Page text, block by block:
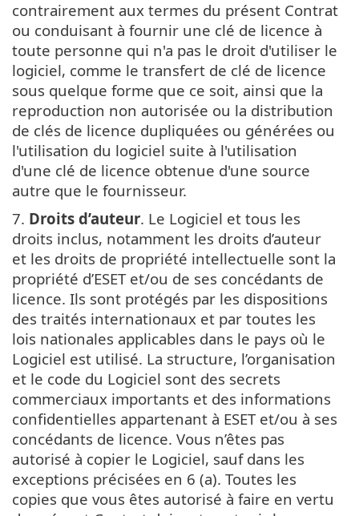
contrairement aux termes du présent Contrat
ou conduisant à fournir une clé de licence à
toute personne qui n'a pas le droit d'utiliser le
logiciel, comme le transfert de clé de licence
sous quelque forme que ce soit, ainsi que la
reproduction non autorisée ou la distribution
de clés de licence dupliquées ou générées ou
l'utilisation du logiciel suite à l'utilisation
d'une clé de licence obtenue d'une source
autre que le fournisseur.
7. Droits d’auteur. Le Logiciel et tous les
droits inclus, notamment les droits d’auteur
et les droits de propriété intellectuelle sont la
propriété d’ESET et/ou de ses concédants de
licence. Ils sont protégés par les dispositions
des traités internationaux et par toutes les
lois nationales applicables dans le pays où le
Logiciel est utilisé. La structure, l’organisation
et le code du Logiciel sont des secrets
commerciaux importants et des informations
confidentielles appartenant à ESET et/ou à ses
concédants de licence. Vous n’êtes pas
autorisé à copier le Logiciel, sauf dans les
exceptions précisées en 6 (a). Toutes les
copies que vous êtes autorisé à faire en vertu